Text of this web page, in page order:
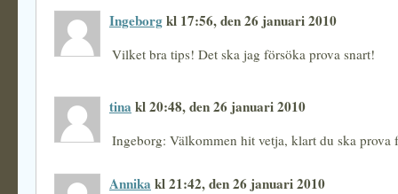
Ingeborgkl 17:56, den 26 januari 2010
Vilket bra tips! Det ska jag försöka prova snart!
tina kl 20:48, den 26 januari 2010
Ingeborg: Välkommen hit vetja, klart du ska prova
Annika kl 21:42, den 26 januari 2010